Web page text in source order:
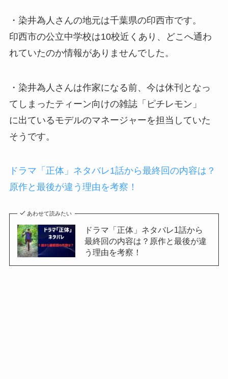
・染井為人さんの地元は千葉県の印西市です。
印西市の公立中学校は10校近くあり、どこへ通わ
れていたのか情報がありませんでした。
・染井為人さんは作家になる前、今は休刊となっ
てしまったティーン向けの雑誌「ピチレモン」
に出ているモデルのマネージャーを担当していた
そうです。
ドラマ「正体」ネタバレ1話から最終回の内容は？
原作と最後が違う理由を考察！
あわせて読みたい
ドラマ「正体」ネタバレ1話から
最終回の内容は？原作と最後が違
う理由を考察！